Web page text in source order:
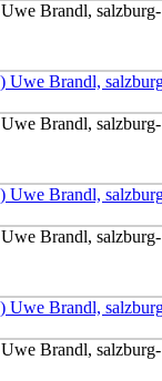
Brandl, salzburg-
Brandl, salzburg-
Brandl, salzburg-
Brandl, salzburg-